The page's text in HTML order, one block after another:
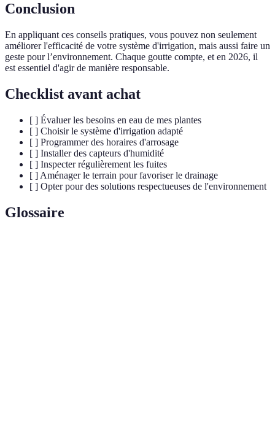
Conclusion
En appliquant ces conseils pratiques, vous pouvez non seulement
améliorer l'efficacité de votre système d'irrigation, mais aussi faire un
geste pour l’environnement. Chaque goutte compte, et en 2026, il
est essentiel d'agir de manière responsable.
Checklist avant achat
[ ] Évaluer les besoins en eau de mes plantes
[ ] Choisir le système d'irrigation adapté
[ ] Programmer des horaires d'arrosage
[ ] Installer des capteurs d'humidité
[ ] Inspecter régulièrement les fuites
[ ] Aménager le terrain pour favoriser le drainage
[ ] Opter pour des solutions respectueuses de l'environnement
Glossaire